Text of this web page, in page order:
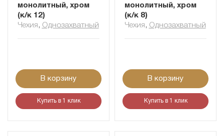
монолитный, хром
(к/к 12)
Чехия , Однозахватный
В корзину
Купить в 1 клик
монолитный, хром
(к/к 8)
Чехия , Однозахватный
В корзину
Купить в 1 клик